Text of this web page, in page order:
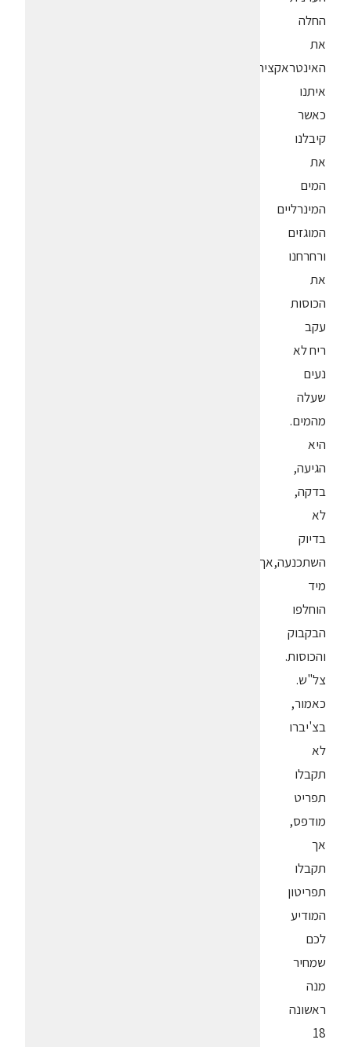
החלה
את
האינטראקציה
איתנו
כאשר
קיבלנו
את
המים
המינרליים
המוגזים
ורחרחנו
את
הכוסות
עקב
ריח לא
נעים
שעלה
מהמים.
היא
הגיעה,
בדקה,
לא
בדיוק
השתכנעה,אך
מיד
הוחלפו
הבקבוק
והכוסות.
צל"ש.
כאמור,
בצ'יברו
לא
תקבלו
תפריט
מודפס,
אך
תקבלו
תפריטון
המודיע
לכם
שמחיר
מנה
ראשונה
18